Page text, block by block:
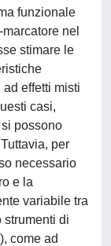
funzionale
nel
stimare le
effetti misti
casi,
possono
per
necessario
e la
variabile tra
strumenti di
come ad